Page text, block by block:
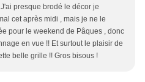
presque brodé le décor je
cet après midi , mais je ne le
pour le weekend de Pâques , donc
en vue !! Et surtout le plaisir de
belle grille !! Gros bisous !